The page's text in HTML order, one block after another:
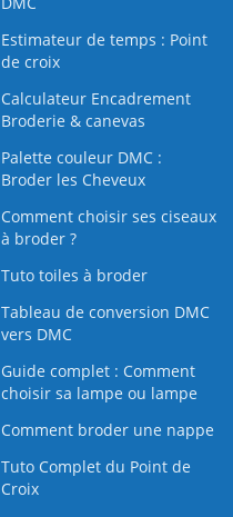
Estimateur de temps : Point
de croix
Calculateur Encadrement
Broderie & canevas
Palette couleur DMC :
Broder les Cheveux
Comment choisir ses ciseaux
à broder ?
Tuto toiles à broder
Tableau de conversion DMC
vers DMC
Guide complet : Comment
choisir sa lampe ou lampe
Comment broder une nappe
Tuto Complet du Point de
Croix